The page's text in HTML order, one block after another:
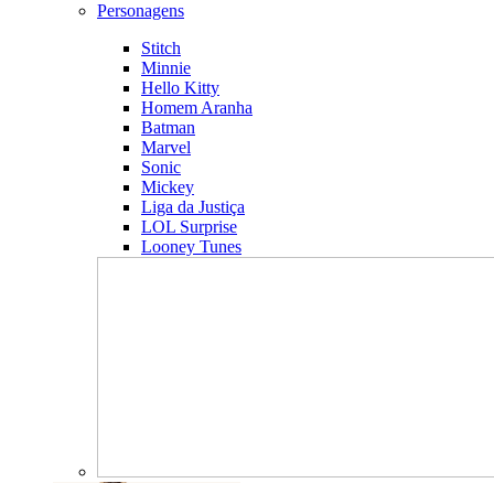
Personagens
Stitch
Minnie
Hello Kitty
Homem Aranha
Batman
Marvel
Sonic
Mickey
Liga da Justiça
LOL Surprise
Looney Tunes